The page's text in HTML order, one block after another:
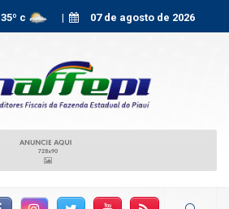
35º c | 07 de agosto de 2026